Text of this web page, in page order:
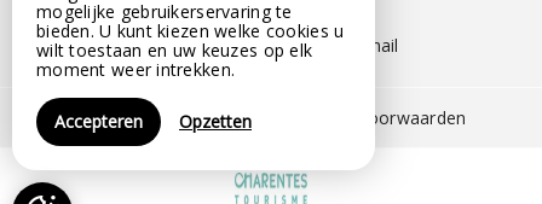
mogelijke gebruikerservaring te
bieden. U kunt kiezen welke cookies u
wilt toestaan en uw keuzes op elk
moment weer intrekken.
Accepteren Opzetten
+33 7 81 18 84 49
Contact opnemen per e-mail
Disclaimer | Algemene verkoopvoorwaarden